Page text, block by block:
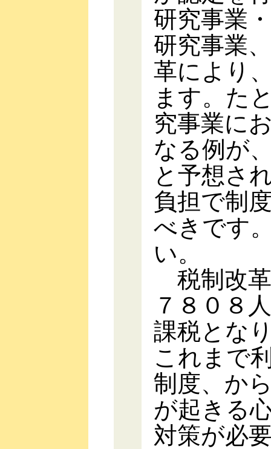
研究事業
研究事業
革により
ます。た
究事業に
なる例が
と予想さ
負担で制
べきです
い。
税制改
７８０８
課税とな
これまで
制度、か
が起きる
対策が必